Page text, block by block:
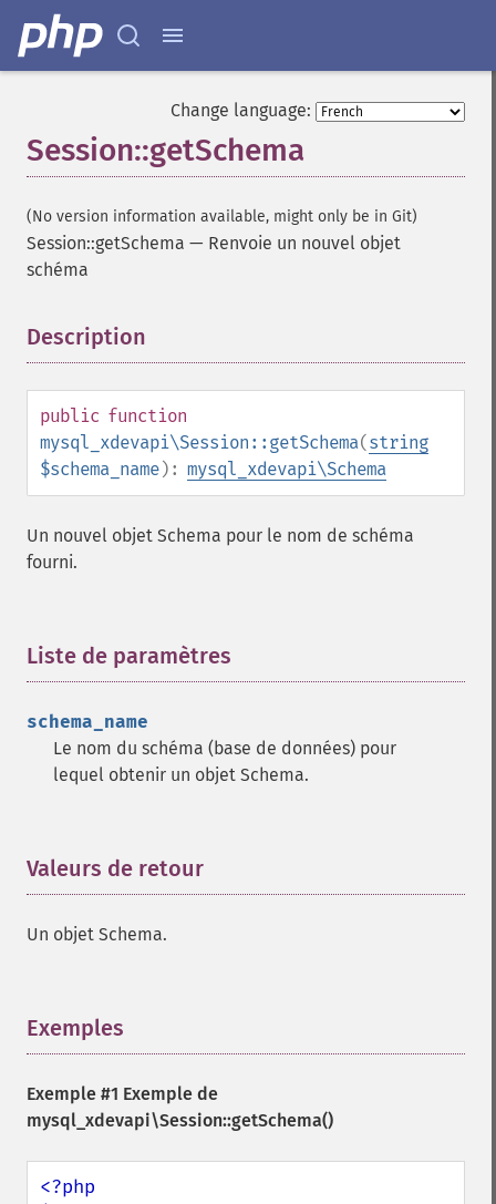
Change language:
Session::getSchema
(No version information available, might only be in Git)
Session::getSchema — Renvoie un nouvel objet
schéma
Description
public function
mysql_xdevapi\Session::getSchema(string
$schema_name): mysql_xdevapi\Schema
Un nouvel objet Schema pour le nom de schéma
fourni.
Liste de paramètres
schema_name
Le nom du schéma (base de données) pour
lequel obtenir un objet Schema.
Valeurs de retour
Un objet Schema.
Exemples
Exemple #1 Exemple de
mysql_xdevapi\Session::getSchema()
<?php